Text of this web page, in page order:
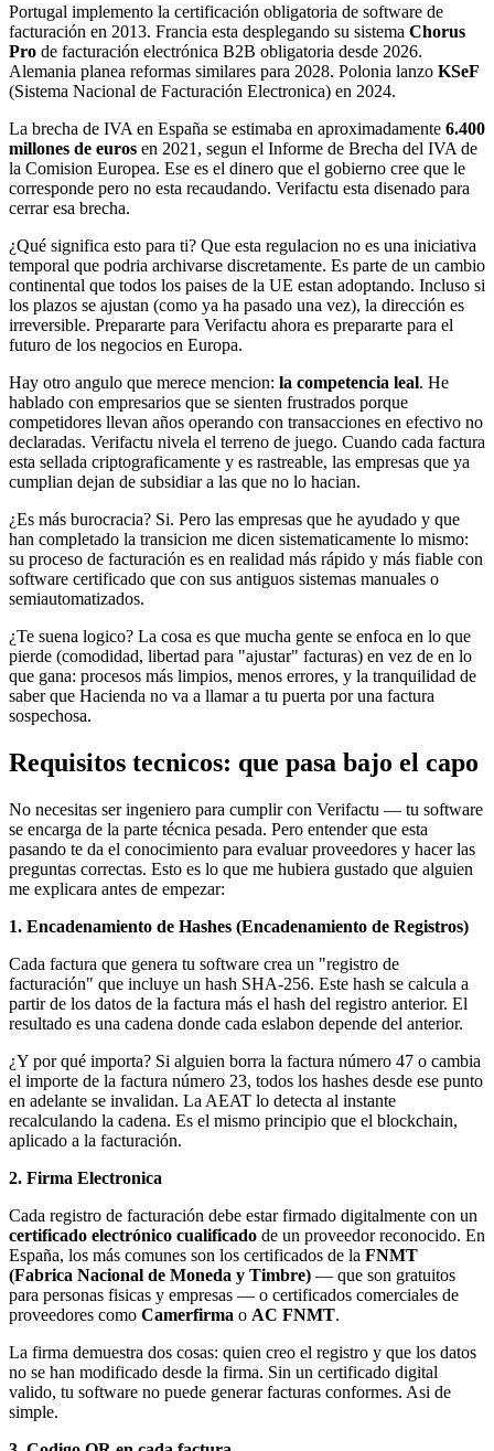
Portugal implemento la certificación obligatoria de software de
facturación en 2013. Francia esta desplegando su sistema Chorus
Pro de facturación electrónica B2B obligatoria desde 2026.
Alemania planea reformas similares para 2028. Polonia lanzo KSeF
(Sistema Nacional de Facturación Electronica) en 2024.
La brecha de IVA en España se estimaba en aproximadamente 6.400
millones de euros en 2021, segun el Informe de Brecha del IVA de
la Comision Europea. Ese es el dinero que el gobierno cree que le
corresponde pero no esta recaudando. Verifactu esta disenado para
cerrar esa brecha.
¿Qué significa esto para ti? Que esta regulacion no es una iniciativa
temporal que podria archivarse discretamente. Es parte de un cambio
continental que todos los paises de la UE estan adoptando. Incluso si
los plazos se ajustan (como ya ha pasado una vez), la dirección es
irreversible. Prepararte para Verifactu ahora es prepararte para el
futuro de los negocios en Europa.
Hay otro angulo que merece mencion: la competencia leal. He
hablado con empresarios que se sienten frustrados porque
competidores llevan años operando con transacciones en efectivo no
declaradas. Verifactu nivela el terreno de juego. Cuando cada factura
esta sellada criptograficamente y es rastreable, las empresas que ya
cumplian dejan de subsidiar a las que no lo hacian.
¿Es más burocracia? Si. Pero las empresas que he ayudado y que
han completado la transicion me dicen sistematicamente lo mismo:
su proceso de facturación es en realidad más rápido y más fiable con
software certificado que con sus antiguos sistemas manuales o
semiautomatizados.
¿Te suena logico? La cosa es que mucha gente se enfoca en lo que
pierde (comodidad, libertad para "ajustar" facturas) en vez de en lo
que gana: procesos más limpios, menos errores, y la tranquilidad de
saber que Hacienda no va a llamar a tu puerta por una factura
sospechosa.
Requisitos tecnicos: que pasa bajo el capo
No necesitas ser ingeniero para cumplir con Verifactu — tu software
se encarga de la parte técnica pesada. Pero entender que esta
pasando te da el conocimiento para evaluar proveedores y hacer las
preguntas correctas. Esto es lo que me hubiera gustado que alguien
me explicara antes de empezar:
1. Encadenamiento de Hashes (Encadenamiento de Registros)
Cada factura que genera tu software crea un "registro de
facturación" que incluye un hash SHA-256. Este hash se calcula a
partir de los datos de la factura más el hash del registro anterior. El
resultado es una cadena donde cada eslabon depende del anterior.
¿Y por qué importa? Si alguien borra la factura número 47 o cambia
el importe de la factura número 23, todos los hashes desde ese punto
en adelante se invalidan. La AEAT lo detecta al instante
recalculando la cadena. Es el mismo principio que el blockchain,
aplicado a la facturación.
2. Firma Electronica
Cada registro de facturación debe estar firmado digitalmente con un
certificado electrónico cualificado de un proveedor reconocido. En
España, los más comunes son los certificados de la FNMT
(Fabrica Nacional de Moneda y Timbre) — que son gratuitos
para personas fisicas y empresas — o certificados comerciales de
proveedores como Camerfirma o AC FNMT.
La firma demuestra dos cosas: quien creo el registro y que los datos
no se han modificado desde la firma. Sin un certificado digital
valido, tu software no puede generar facturas conformes. Asi de
simple.